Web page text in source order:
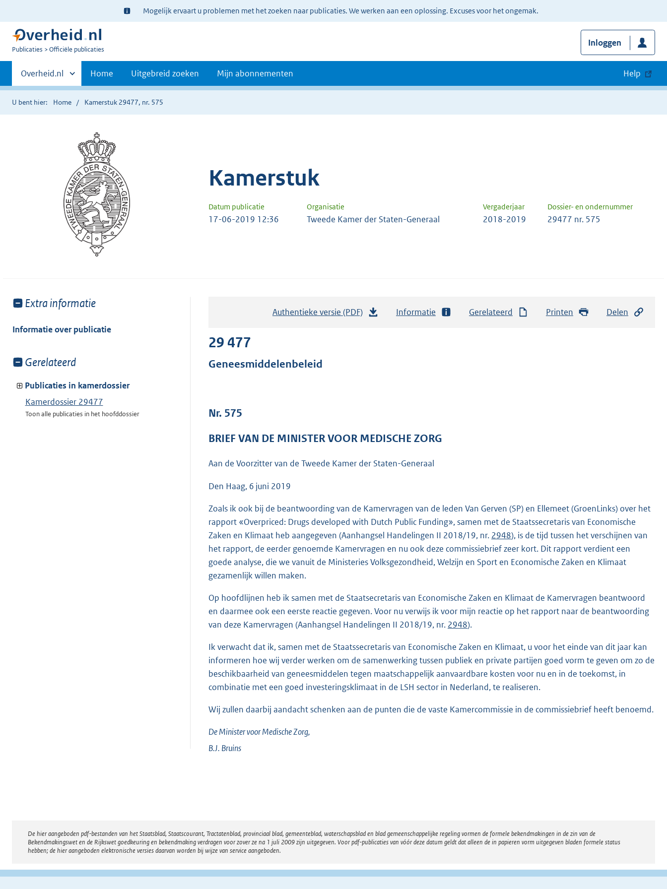
Ter
informatie:
Mogelijk ervaart u problemen met het zoeken naar publicaties. We werken aan een oplossing. Excuses voor het ongemak.
U
Publicaties Officiële publicaties
Inloggen
Primaire
navigatie
Andere
sites
binnen
Overheid.nl Home Uitgebreid zoeken Mijn abonnementen Help
U bent hier: Home Kamerstuk 29477, nr. 575
Kamerstuk
Datum publicatie Organisatie Vergaderjaar Dossier- en ondernummer
17-06-2019 12:36 Tweede Kamer der Staten-Generaal 2018-2019 29477 nr. 575
Toon
van:
Extra informatie
Informatie over publicatie
Toon
van:
Gerelateerd
Publicaties in kamerdossier
Kamerdossier 29477
Toon alle publicaties in het hoofddossier
Authentieke versie (PDF)
r
o
:
3
6
K
b
Informatie Gerelateerd Printen Delen
29 477
Geneesmiddelenbeleid
Nr. 575
BRIEF VAN DE MINISTER VOOR MEDISCHE ZORG
Aan de Voorzitter van de Tweede Kamer der Staten-Generaal
Den Haag, 6 juni 2019
Zoals ik ook bij de beantwoording van de Kamervragen van de leden Van Gerven (SP) en Ellemeet (GroenLinks) over het
rapport «Overpriced: Drugs developed with Dutch Public Funding», samen met de Staatssecretaris van Economische
Zaken en Klimaat heb aangegeven (Aanhangsel Handelingen II 2018/19, nr. 2948), is de tijd tussen het verschijnen van
het rapport, de eerder genoemde Kamervragen en nu ook deze commissiebrief zeer kort. Dit rapport verdient een
goede analyse, die we vanuit de Ministeries Volksgezondheid, Welzijn en Sport en Economische Zaken en Klimaat
gezamenlijk willen maken.
Op hoofdlijnen heb ik samen met de Staatsecretaris van Economische Zaken en Klimaat de Kamervragen beantwoord
en daarmee ook een eerste reactie gegeven. Voor nu verwijs ik voor mijn reactie op het rapport naar de beantwoording
van deze Kamervragen (Aanhangsel Handelingen II 2018/19, nr. 2948).
Ik verwacht dat ik, samen met de Staatssecretaris van Economische Zaken en Klimaat, u voor het einde van dit jaar kan
informeren hoe wij verder werken om de samenwerking tussen publiek en private partijen goed vorm te geven om zo de
beschikbaarheid van geneesmiddelen tegen maatschappelijk aanvaardbare kosten voor nu en in de toekomst, in
combinatie met een goed investeringsklimaat in de LSH sector in Nederland, te realiseren.
Wij zullen daarbij aandacht schenken aan de punten die de vaste Kamercommissie in de commissiebrief heeft benoemd.
De Minister voor Medische Zorg,
B.J. Bruins
Disclaimer
De hier aangeboden pdf-bestanden van het Staatsblad, Staatscourant, Tractatenblad, provinciaal blad, gemeenteblad, waterschapsblad en blad gemeenschappelijke regeling vormen de formele bekendmakingen in de zin van de
Bekendmakingswet en de Rijkswet goedkeuring en bekendmaking verdragen voor zover ze na 1 juli 2009 zijn uitgegeven. Voor pdf-publicaties van vóór deze datum geldt dat alleen de in papieren vorm uitgegeven bladen formele status
hebben; de hier aangeboden elektronische versies daarvan worden bij wijze van service aangeboden.